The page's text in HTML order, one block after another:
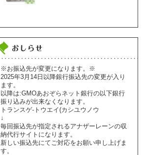
※お振込先が変更になります。※
2025年3月14日以降銀行振込先の変更が入り
ます。
以降は:GMOあおぞらネット銀行の以下銀行
振り込みが出来なくなります。
トランスゲ-トウエイ(カシユウノウ
↓
毎回振込先が指定されるアナザーレーンの収
納代行サイトになります。
新しい振込先にてご対応をお願い申し上げま
す。